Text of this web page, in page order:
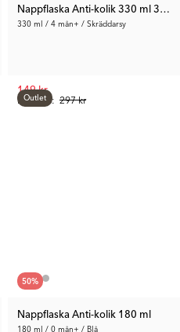
Nappflaska Anti-kolik 330 ml 3-
330 ml / 4 mån+ / Skräddarsy
Rek. Pris: 297 kr
149 kr
Outlet
50%
Nappflaska Anti-kolik 180 ml
180 ml / 0 mån+ / Blå